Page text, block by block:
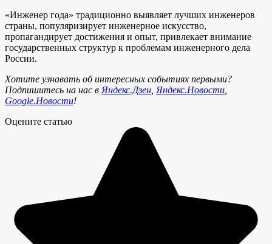
«Инженер года» традиционно выявляет лучших инженеров
страны, популяризирует инженерное искусство,
пропагандирует достижения и опыт, привлекает внимание
государственных структур к проблемам инженерного дела
России.
Хотите узнавать об интересных событиях первыми?
Подпишитесь на нас в Яндекс.Дзен Яндекс.Новости
Google.Новости!
Оцените статью